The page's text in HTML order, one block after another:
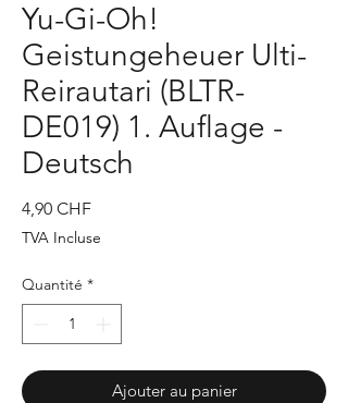
Yu-Gi-Oh!
Geistungeheuer Ulti-
Reirautari (BLTR-
DE019) 1. Auflage -
Deutsch
4,90 CHFPrix
TVA Incluse
Quantité *
Ajouter au panier